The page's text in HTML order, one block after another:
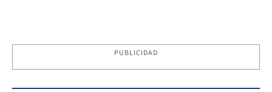
PUBLICIDAD